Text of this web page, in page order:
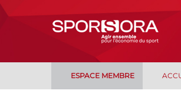
ESPACE MEMBRE